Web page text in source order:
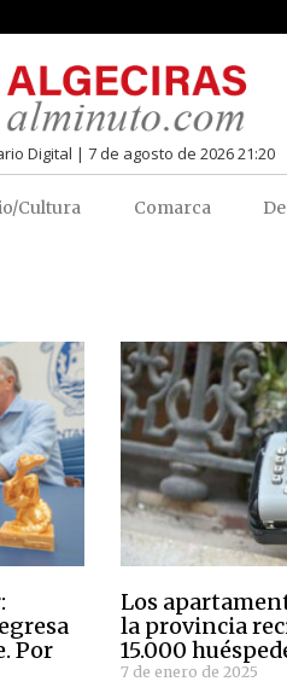
Digital | 7 de agosto de 2026 21:20
Cultura Comarca
Por
Los
la provincia
15.000
7 de enero de 2025